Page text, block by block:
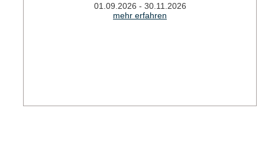
01.09.2026 - 30.11.2026
mehr erfahren